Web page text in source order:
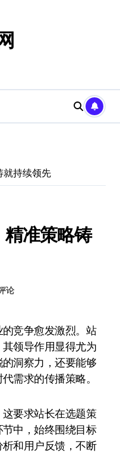
就持续领先
准策略铸
论
领导作用显得尤为
洞察力，还要能够
需求的传播策略。
要求站长在选题策
中，始终围绕目标
和用户反馈，不断